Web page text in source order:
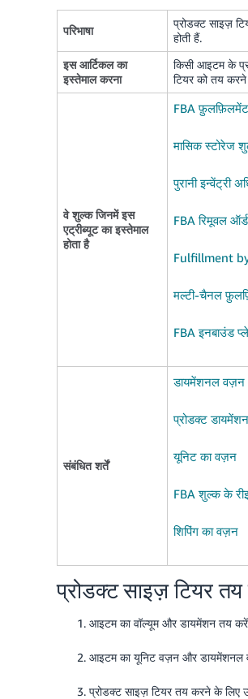
परिभाषा
प्रोडक्ट साइज़
होती हैं.
इस आर्टिकल का
इस्तेमाल करना
किसी आइटम के
टियर को तय
वे शुल्क जिनमें इस
एट्रीब्यूट का इस्तेमाल
होता है
FBA
मासिक स्टोरेज
पुरानी इन्वेंट्री
FBA रिमूवल
Fulfillment
मल्टी-चैनल
FBA इनबाउंड
संबंधित शर्तें
डायमेंशनल वज़न
प्रोडक्ट
यूनिट का वज़न
FBA शुल्क के
शिपिंग का वज़न
प्रोडक्ट साइज़ टियर
आइटम का वॉल्यूम और डायमेंशन तय
आइटम का यूनिट वज़न और डायमेंशनल
प्रोडक्ट साइज़ टियर तय करने के लिए